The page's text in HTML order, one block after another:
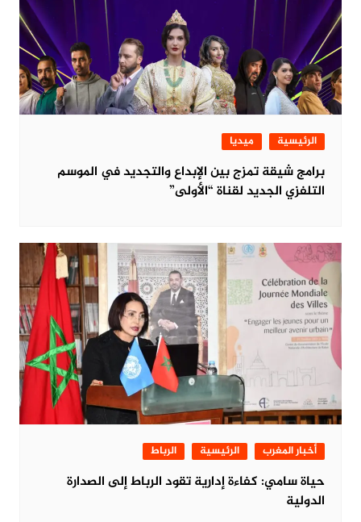
الرئيسية ميديا
برامج شيقة تمزج بين الإبداع والتجديد في الموسم
التلفزي الجديد لقناة “الأولى”
أخبار المغرب الرئيسية الرباط
حياة سامي: كفاءة إدارية تقود الرباط إلى الصدارة
الدولية